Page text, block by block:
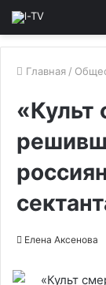
Главная /
«Культ
Елена Аксенова